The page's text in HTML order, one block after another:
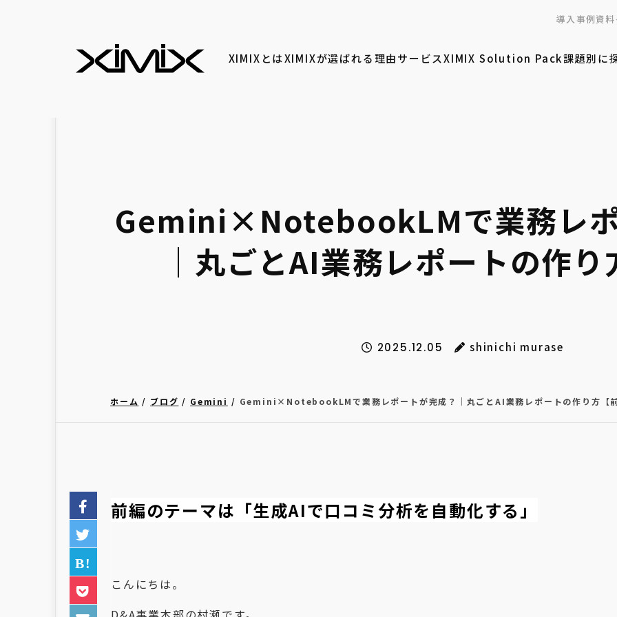
導入事例資
XIMIXとはXIMIXが選ばれる理由サービスXIMIX Solution Pack課題別に
Gemini×NotebookLMで業務レ
｜丸ごとAI業務レポートの作
2025.12.05 shinichi murase
ホーム ブログ Gemini Gemini×NotebookLMで業務レポートが完成？｜丸ごとAI業務レポートの作り方【
前編のテーマは「生成AIで口コミ分析を自動化する」
こんにちは。